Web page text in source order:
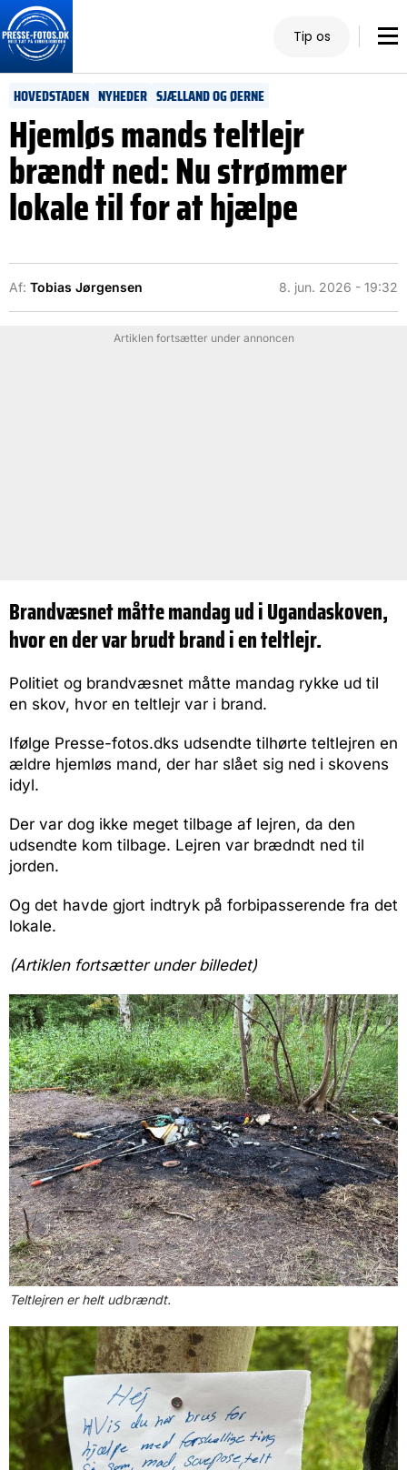
Tip os
HOVEDSTADEN NYHEDER SJÆLLAND OG ØERNE
Hjemløs mands teltlejr
brændt ned: Nu strømmer
lokale til for at hjælpe
Af: Tobias Jørgensen 8. jun. 2026 - 19:32
Artiklen fortsætter under annoncen
Brandvæsnet måtte mandag ud i Ugandaskoven,
hvor en der var brudt brand i en teltlejr.
Politiet og brandvæsnet måtte mandag rykke ud til
en skov, hvor en teltlejr var i brand.
Ifølge Presse-fotos.dks udsendte tilhørte teltlejren en
ældre hjemløs mand, der har slået sig ned i skovens
idyl.
Der var dog ikke meget tilbage af lejren, da den
udsendte kom tilbage. Lejren var brædndt ned til
jorden.
Og det havde gjort indtryk på forbipasserende fra det
lokale.
(Artiklen fortsætter under billedet)
Teltlejren er helt udbrændt.